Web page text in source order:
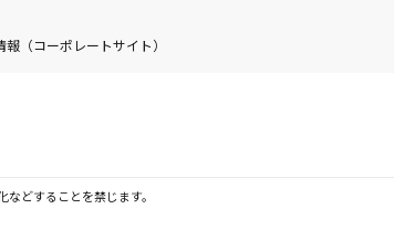
報（コーポレートサイト）
どすることを禁じます。